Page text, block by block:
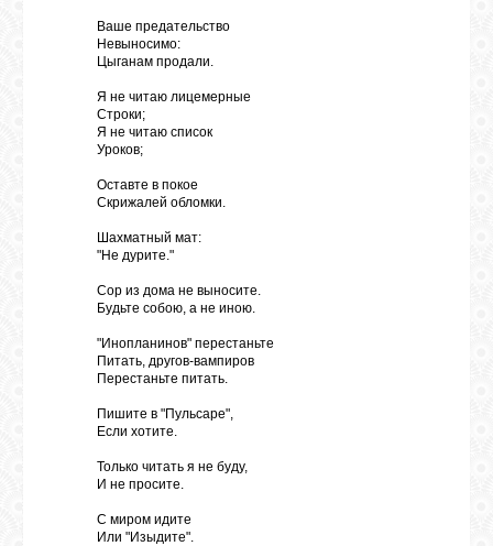
Ваше предательство
Невыносимо:
Цыганам продали.
Я не читаю лицемерные
Строки;
Я не читаю список
Уроков;
Оставте в покое
Скрижалей обломки.
Шахматный мат:
"Не дурите."
Сор из дома не выносите.
Будьте собою, а не иною.
"Инопланинов" перестаньте
Питать, другов-вампиров
Перестаньте питать.
Пишите в "Пульсаре",
Если хотите.
Только читать я не буду,
И не просите.
С миром идите
Или "Изыдите".